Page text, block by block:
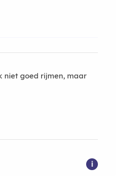
niet goed rijmen, maar
i